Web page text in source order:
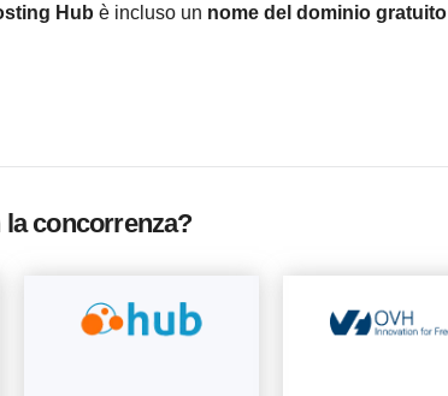
Hub è incluso un nome del dominio gratuito
concorrenza?